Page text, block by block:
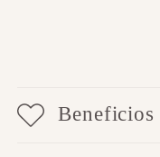
Beneficios